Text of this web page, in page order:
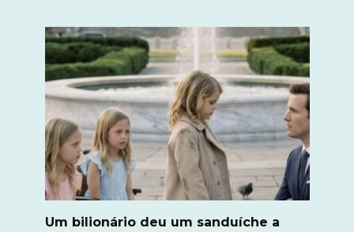
Um bilionário deu um sanduíche a